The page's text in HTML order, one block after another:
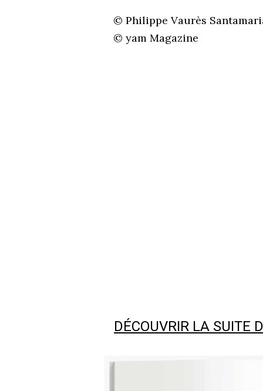
© Philippe Vaurès
© yam Magazine
DÉCOUVRIR LA SUITE